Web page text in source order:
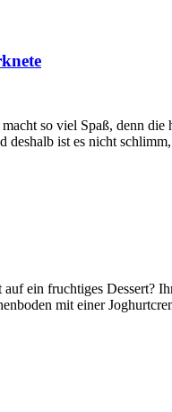
so viel Spaß, denn die
deshalb ist es nicht
ein fruchtiges Dessert?
mit einer